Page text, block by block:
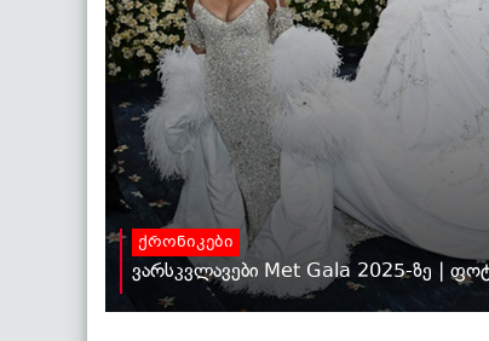
ქრონიკები
ვარსკვლავები Met Gala 2025-ზე |